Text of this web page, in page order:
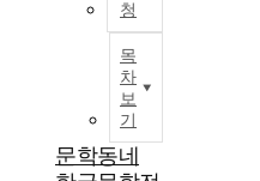
청
목
차
보
기
문학동네